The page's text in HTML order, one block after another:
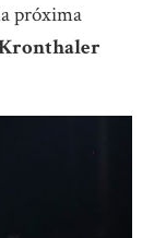
próxima